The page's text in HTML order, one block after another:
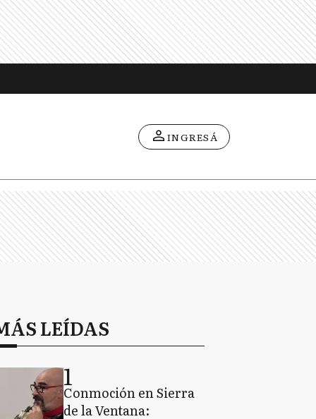
INGRESÁ
LEÍDAS
1
Conmoción en Sierra
de la Ventana: